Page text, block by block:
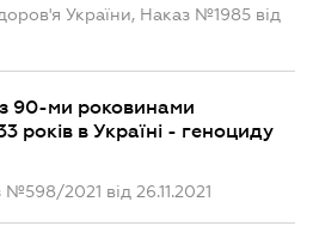
України, Наказ №1985 від
90-ми роковинами
років в Україні - геноциду
2021 від 26.11.2021